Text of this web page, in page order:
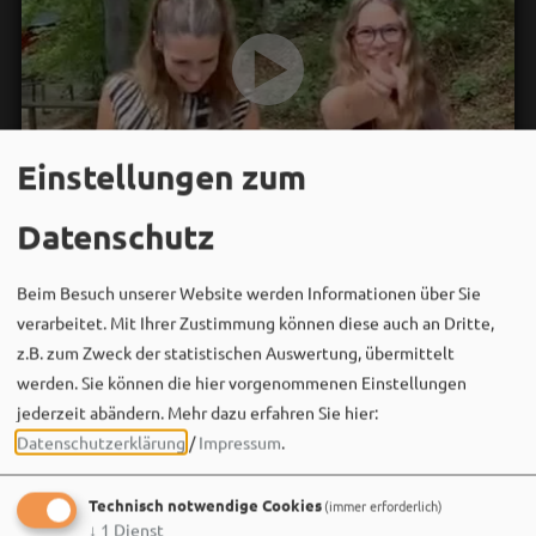
Einstellungen zum
Datenschutz
Beim Besuch unserer Website werden Informationen über Sie
verarbeitet. Mit Ihrer Zustimmung können diese auch an Dritte,
z.B. zum Zweck der statistischen Auswertung, übermittelt
werden. Sie können die hier vorgenommenen Einstellungen
jederzeit abändern. Mehr dazu erfahren Sie hier:
Datenschutzerklärung /Impressum.
Technisch notwendige Cookies(immer erforderlich)
↓ 1 Dienst